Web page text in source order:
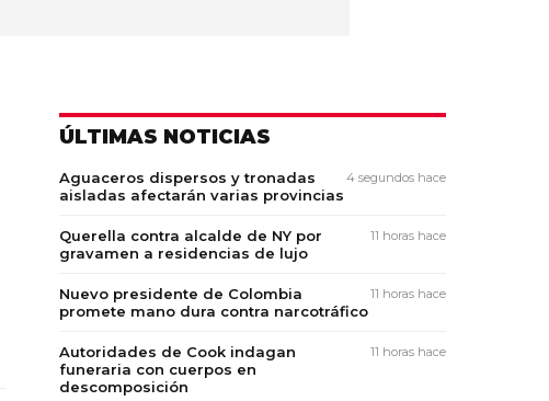
ÚLTIMAS NOTICIAS
Aguaceros dispersos y tronadas
aisladas afectarán varias provincias
4 segundos hace
Querella contra alcalde de NY por
gravamen a residencias de lujo
11 horas hace
Nuevo presidente de Colombia
promete mano dura contra narcotráfico
11 horas hace
Autoridades de Cook indagan
funeraria con cuerpos en
descomposición
11 horas hace